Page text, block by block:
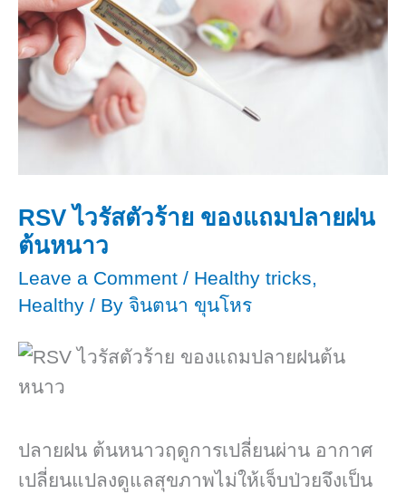
RSV ไวรัสตัวร้าย ของแถมปลายฝน
ต้นหนาว
Leave a Comment / Healthy tricks,
Healthy / By จินตนา ขุนโหร
ปลายฝน ต้นหนาวฤดูการเปลี่ยนผ่าน อากาศ
เปลี่ยนแปลงดูแลสุขภาพไม่ให้เจ็บป่วยจึงเป็น